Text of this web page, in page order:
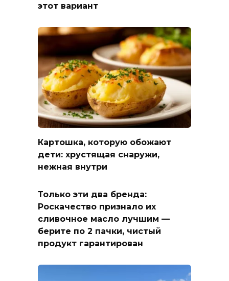
этот вариант
Картошка, которую обожают
дети: хрустящая снаружи,
нежная внутри
Только эти два бренда:
Роскачество признало их
сливочное масло лучшим —
берите по 2 пачки, чистый
продукт гарантирован